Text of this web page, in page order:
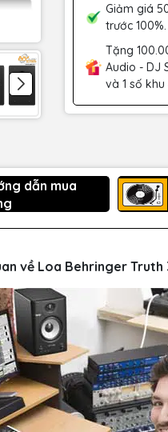
Giảm giá
trước 100%.
Tặng
Audio - DJ
và 1 số
dẫn mua
về Loa Behringer Truth